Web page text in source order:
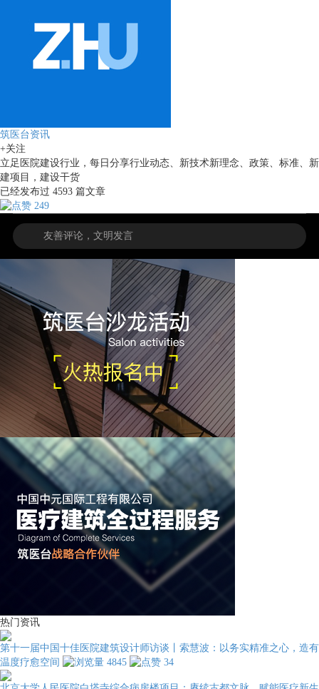
筑医台资讯
+关注
立足医院建设行业，每日分享行业动态、新技术新理念、政策、标准、新
建项目，建设干货
已经发布过 4593 篇文章
249
热门资讯
第十一届中国十佳医院建筑设计师访谈丨索慧波：以务实精准之心，造有
温度疗愈空间
4845 34